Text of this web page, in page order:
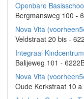
Openbare
Bergmansweg 100 -
Nova Vita
Veldstraat 20 bis -
Integraal
Balijeweg 101 -
Nova Vita
Oude Kerkstraat 10